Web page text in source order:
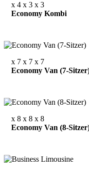
x 4 x 3 x 3
Economy Kombi
x 7 x 7 x 7
Economy Van (7-
x 8 x 8 x 8
Economy Van (8-